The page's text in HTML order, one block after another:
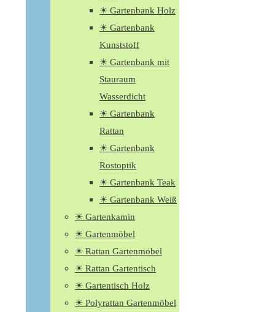
☀ Gartenbank Holz
☀ Gartenbank
Kunststoff
☀ Gartenbank mit
Stauraum
Wasserdicht
☀ Gartenbank
Rattan
☀ Gartenbank
Rostoptik
☀ Gartenbank Teak
☀ Gartenbank Weiß
☀ Gartenkamin
☀ Gartenmöbel
☀ Rattan Gartenmöbel
☀ Rattan Gartentisch
☀ Gartentisch Holz
☀ Polyrattan Gartenmöbel